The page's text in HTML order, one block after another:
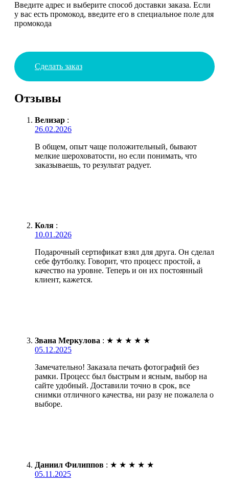
Введите адрес и выберите способ доставки заказа. Если
у вас есть промокод, введите его в специальное поле для
промокода
Сделать заказ
Отзывы
Велизар :
26.02.2026
В общем, опыт чаще положительный, бывают
мелкие шероховатости, но если понимать, что
заказываешь, то результат радует.
Коля :
10.01.2026
Подарочный сертификат взял для друга. Он сделал
себе футболку. Говорит, что процесс простой, а
качество на уровне. Теперь и он их постоянный
клиент, кажется.
Звана Меркулова : ★ ★ ★ ★ ★
05.12.2025
Замечательно! Заказала печать фотографий без
рамки. Процесс был быстрым и ясным, выбор на
сайте удобный. Доставили точно в срок, все
снимки отличного качества, ни разу не пожалела о
выборе.
Даниил Филиппов : ★ ★ ★ ★ ★
05.11.2025